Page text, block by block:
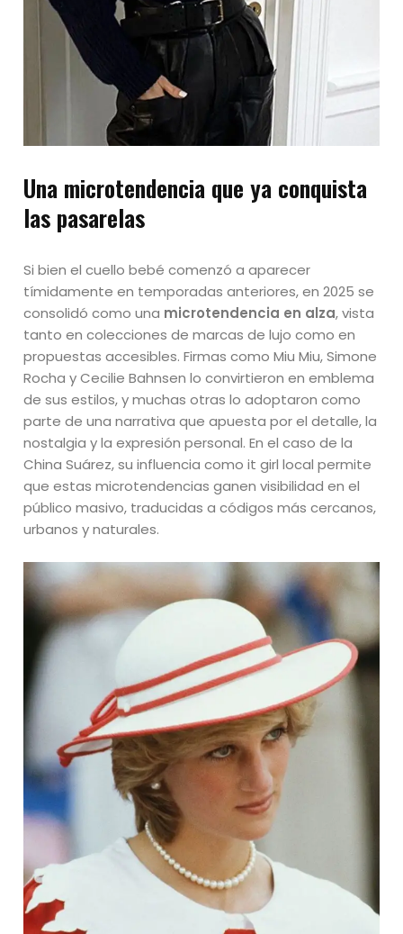
Una microtendencia que ya conquista
las pasarelas
Si bien el cuello bebé comenzó a aparecer
tímidamente en temporadas anteriores, en 2025 se
consolidó como una microtendencia en alza, vista
tanto en colecciones de marcas de lujo como en
propuestas accesibles. Firmas como Miu Miu, Simone
Rocha y Cecilie Bahnsen lo convirtieron en emblema
de sus estilos, y muchas otras lo adoptaron como
parte de una narrativa que apuesta por el detalle, la
nostalgia y la expresión personal. En el caso de la
China Suárez, su influencia como it girl local permite
que estas microtendencias ganen visibilidad en el
público masivo, traducidas a códigos más cercanos,
urbanos y naturales.